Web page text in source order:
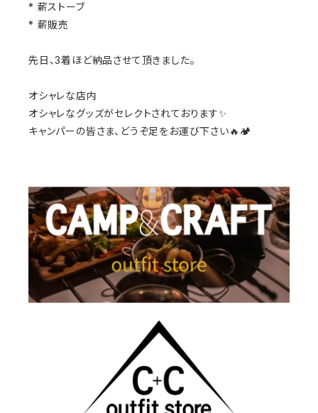
* 薪ストーブ
* 薪販売
先日、3着ほど納品させて頂きました。
オシャレな店内
オシャレなグッズがセレクトされております✨
キャンパーの皆さま、どうぞ足をお運び下さい🔥🏕